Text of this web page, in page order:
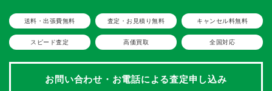
送料・出張費無料 査定・お見積り無料 キャンセル料無料
スピード査定 高価買取 全国対応
お問い合わせ・お電話による査定申し込み